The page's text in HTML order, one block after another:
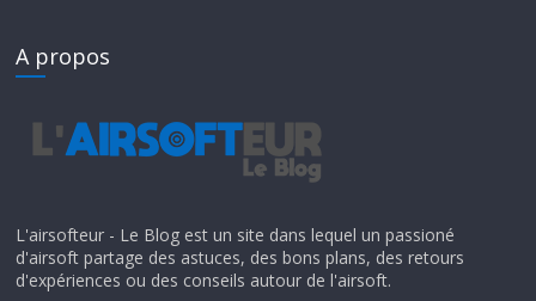
A propos
L'airsofteur - Le Blog est un site dans lequel un passioné
d'airsoft partage des astuces, des bons plans, des retours
d'expériences ou des conseils autour de l'airsoft.